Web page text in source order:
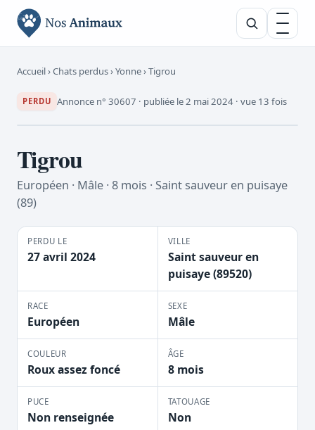
Rechercher
Accueil›Chats perdus›Yonne› Tigrou
PERDU Annonce n° 30607 · publiée le 2 mai 2024 · vue 13 fois
Tigrou
Européen · Mâle · 8 mois · Saint sauveur en puisaye
(89)
PERDU LE
27 avril 2024
VILLE
Saint sauveur en
puisaye (89520)
RACE
Européen
SEXE
Mâle
COULEUR
Roux assez foncé
ÂGE
8 mois
PUCE
Non renseignée
TATOUAGE
Non